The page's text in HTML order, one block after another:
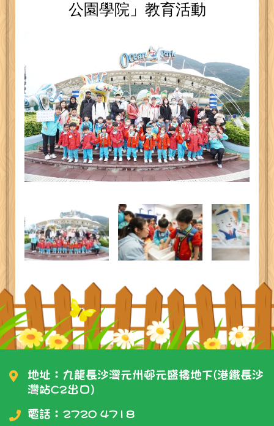
公園學院」教育活動
地址：九龍長沙灣元州邨元盛樓地下(港鐵長沙
灣站C2出口)
電話： 2720 4718